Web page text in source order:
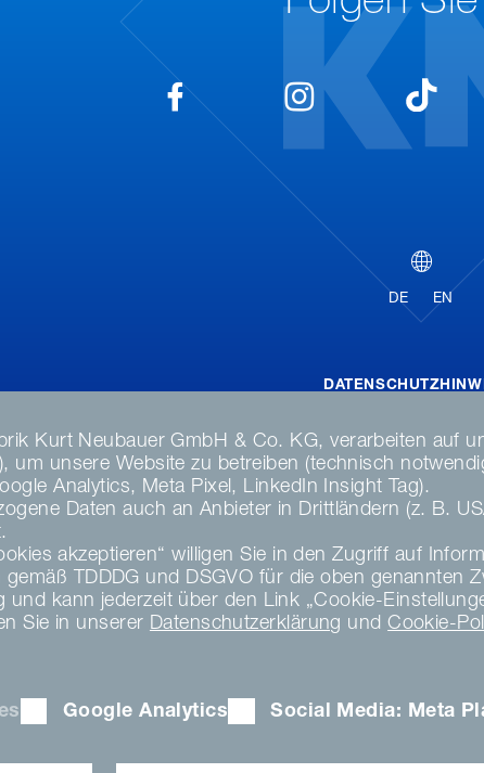
DE EN
AGB
MATERIAL
COOKIE
KARRIERE
IMPRESSUM
DOWNLOAD
Kurt Neubauer GmbH & Co. KG, verarbeiten auf
um unsere Website zu betreiben (technisch
Analytics, Meta Pixel, LinkedIn Insight Tag).
Daten auch an Anbieter in Drittländern (z. B.
akzeptieren“ willigen Sie in den Zugriff auf
TDDDG und DSGVO für die oben genannten
und kann jederzeit über den Link „Cookie-
Sie in unserer Datenschutzerklärung undCookie-
Google Analytics Social Media: Meta